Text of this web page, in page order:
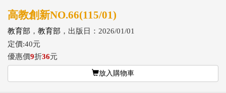
高教創新NO.66(115/01)
教育部 ， 教育部 ，出版日：2026/01/01
定價:40元
優惠價9折36元
放入購物車